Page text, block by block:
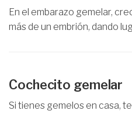
En el embarazo gemelar,
más de un embrión, dando
Cochecito gemelar
Si tienes gemelos en casa,